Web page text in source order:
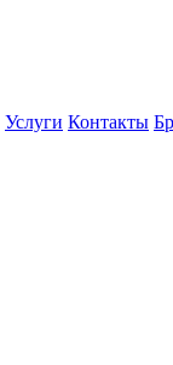
Услуги Контакты